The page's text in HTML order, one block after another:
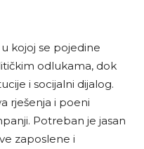
kojoj se pojedine
odlukama, dok
i socijalni dijalog.
rješenja i poeni
Potreban je jasan
zaposlene i